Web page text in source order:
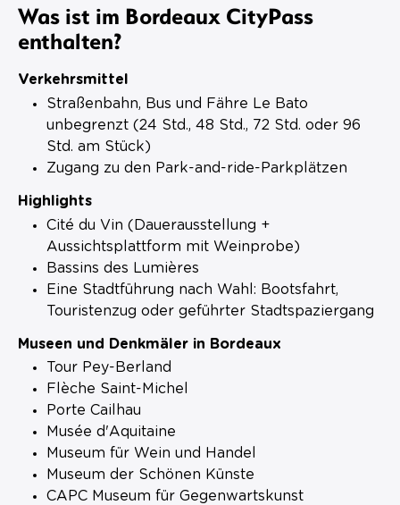
Was ist im Bordeaux CityPass
enthalten?
Verkehrsmittel
Straßenbahn, Bus und Fähre Le Bato
unbegrenzt (24 Std., 48 Std., 72 Std. oder 96
Std. am Stück)
Zugang zu den Park-and-ride-Parkplätzen
Highlights
Cité du Vin (Dauerausstellung +
Aussichtsplattform mit Weinprobe)
Bassins des Lumières
Eine Stadtführung nach Wahl: Bootsfahrt,
Touristenzug oder geführter Stadtspaziergang
Museen und Denkmäler in Bordeaux
Tour Pey-Berland
Flèche Saint-Michel
Porte Cailhau
Musée d'Aquitaine
Museum für Wein und Handel
Museum der Schönen Künste
CAPC Museum für Gegenwartskunst